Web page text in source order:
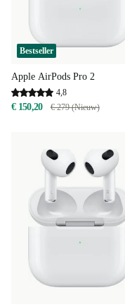
Bestseller
Apple AirPods Pro 2
4,8
€ 150,20 € 279 (Nieuw)